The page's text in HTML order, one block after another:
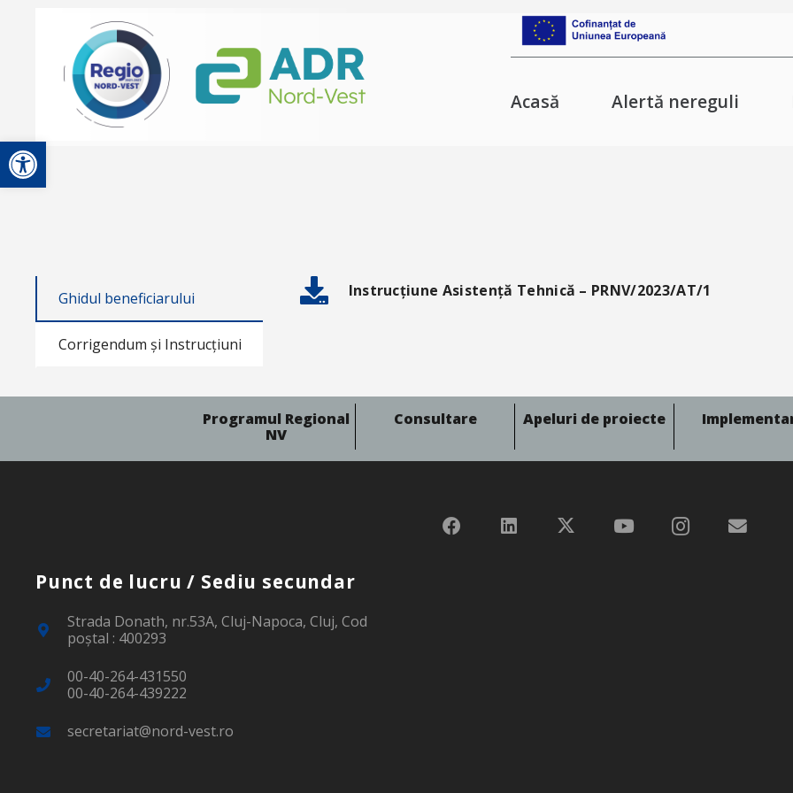
Deschide bara de unelte
Acasă Alertă nereguli
Ghidul beneficiarului
Corrigendum și Instrucțiuni
Instrucțiune Asistență Tehnică – PRNV/2023/AT/1
Programul Regional
NV
Consultare Apeluri de proiecte
Punct de lucru / Sediu secundar
Strada Donath, nr.53A, Cluj-Napoca, Cluj, Cod
poştal : 400293
00-40-264-431550
00-40-264-439222
secretariat@nord-vest.ro